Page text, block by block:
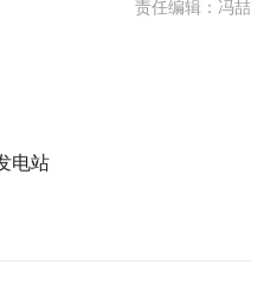
责任编辑：冯喆
电站